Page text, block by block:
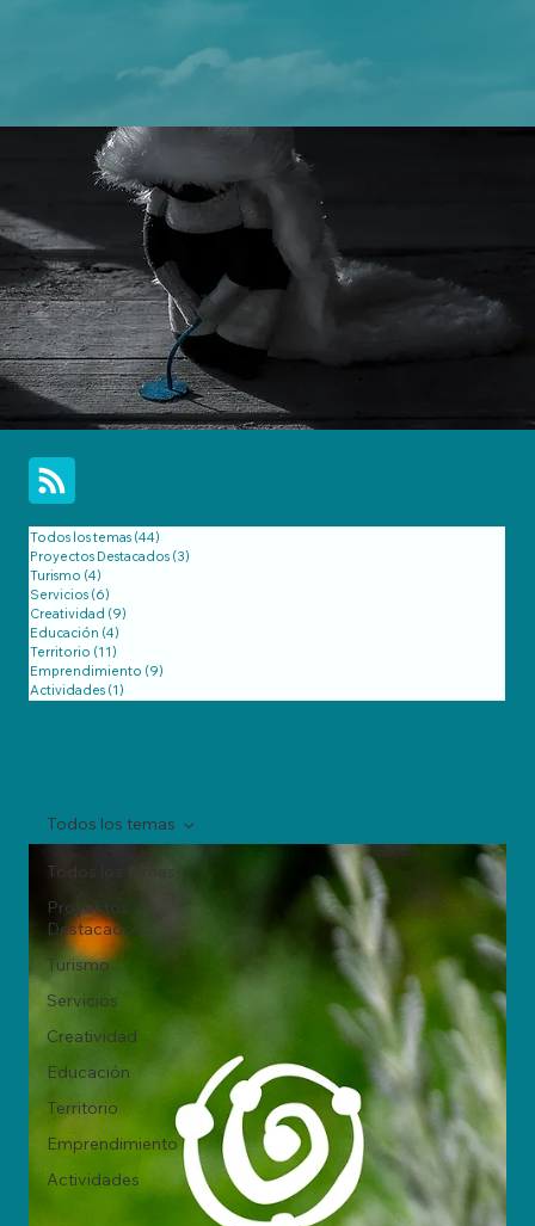
Todos los temas (44)
Proyectos Destacados (3)
Turismo (4)
Servicios (6)
Creatividad (9)
Educación (4)
Territorio (11)
Emprendimiento (9)
Actividades (1)
Todos los temas
Proyectos
Destacados
Turismo
Servicios
Creatividad
Educación
Territorio
Emprendimiento
Actividades
Todos los temas